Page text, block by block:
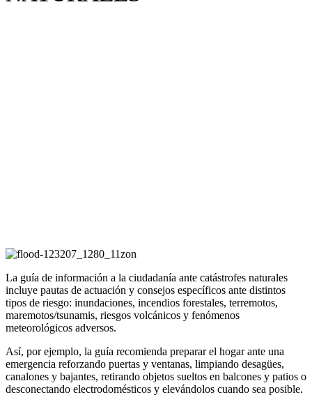
La guía de información a la ciudadanía ante catástrofes naturales
incluye pautas de actuación y consejos específicos ante distintos
tipos de riesgo: inundaciones, incendios forestales, terremotos,
maremotos/tsunamis, riesgos volcánicos y fenómenos
meteorológicos adversos.
Así, por ejemplo, la guía recomienda preparar el hogar ante una
emergencia reforzando puertas y ventanas, limpiando desagües,
canalones y bajantes, retirando objetos sueltos en balcones y patios o
desconectando electrodomésticos y elevándolos cuando sea posible.